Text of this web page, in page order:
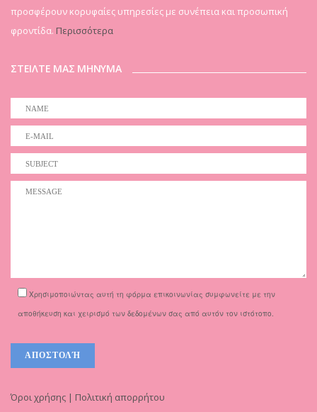
προσφέρουν κορυφαίες υπηρεσίες με συνέπεια και προσωπική
φροντίδα. Περισσότερα
ΣΤΕΙΛΤΕ ΜΑΣ ΜΗΝΥΜΑ
Χρησιμοποιώντας αυτή τη φόρμα επικοινωνίας συμφωνείτε με την
αποθήκευση και χειρισμό των δεδομένων σας από αυτόν τον ιστότοπο.
Όροι χρήσης | Πολιτική απορρήτου